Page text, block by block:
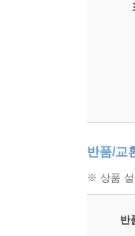
반품/교
※ 상품 설
반